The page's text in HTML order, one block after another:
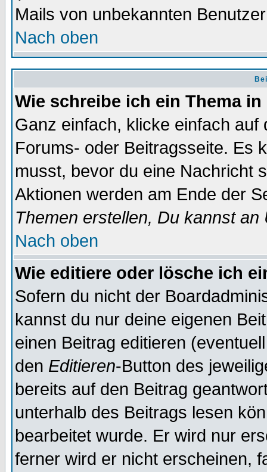
Mails von unbekannten
Nach oben
Wie schreibe ich ein Thema
Ganz einfach, klicke einfach
Forums- oder Beitragsseite. Es
musst, bevor du eine Nachricht
Aktionen werden am Ende der
Themen erstellen, Du kannst
Nach oben
Wie editiere oder lösche ich
Sofern du nicht der
kannst du nur deine eigenen
einen Beitrag editieren
den Editieren-Button des
bereits auf den Beitrag
unterhalb des Beitrags lesen
bearbeitet wurde. Er wird nur
ferner wird er nicht erscheinen,